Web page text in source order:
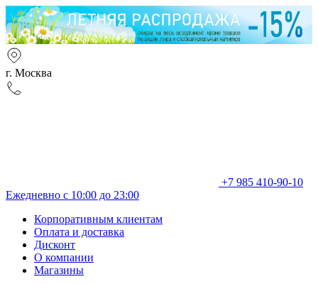
г. Москва
+7 985 410-90-10
Ежедневно с 10:00 до 23:00
Корпоративным клиентам
Оплата и доставка
Дисконт
О компании
Магазины